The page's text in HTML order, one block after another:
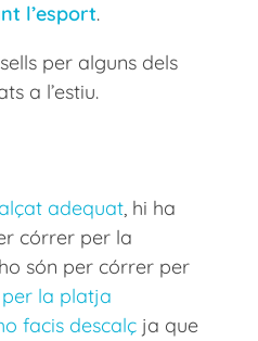
l’esport.
per alguns dels
a l’estiu.
adequat, hi ha
córrer per la
són per córrer per
la platja
facis descalç ja que